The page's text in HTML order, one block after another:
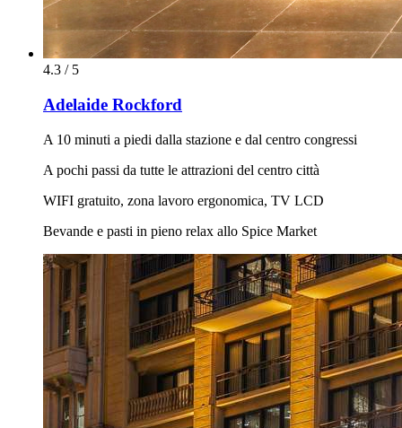
4.3 / 5
Adelaide Rockford
A 10 minuti a piedi dalla stazione e dal centro congressi
A pochi passi da tutte le attrazioni del centro città
WIFI gratuito, zona lavoro ergonomica, TV LCD
Bevande e pasti in pieno relax allo Spice Market